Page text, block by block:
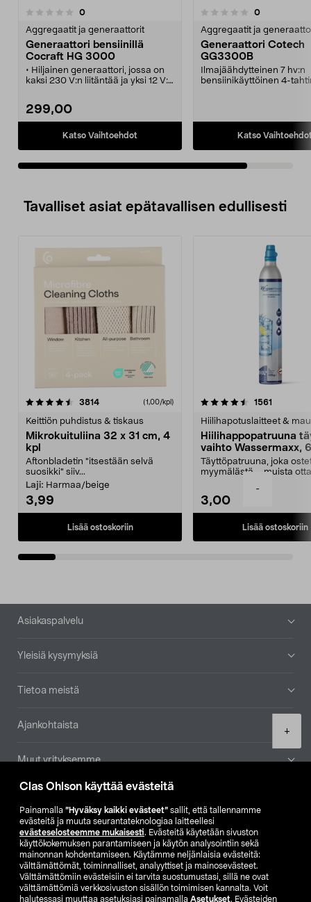
Clas Ohlson käyttää evästeitä
Painamalla ”Hyväksy kaikki evästeet” sallit, että tallennamme
evästeitä ja muuta seurantateknologiaa laitteellesi
evästeselosteemme mukaisesti. Evästeitä käytetään sivuston
käyttökokemuksen parantamiseen ja käytön analysointiin sekä
mainonnan kohdentamiseen. Käytämme neljänlaisia evästeitä:
välttämättömät, toiminnalliset, analyyttiset ja mainosevästeet.
Välttämättömiin evästeisiin ei tarvita suostumustasi, sillä ne ovat
välttämättömiä verkkosivuston sisällön toimimisen kannalta. Voit
halutessasi muuttaa asetuksiasi painamalla Asetukset. Evästeiden
-
+
0arvostelut
Aggregaatit ja generaattorit
Generaattori bensiinillä
Cocraft HG 3000
• Hiljainen generaattori, jossa on
kaksi 230 V:n liitäntää ja yksi 12 V:n
käynnistettävä generaattori, jossa
on toimintavarma nelitahtinen
OHV-moottori.
• Suuri 15 litran bensiinitankki
ylikuormitussuoja ja öljyvahti.
299,00
Katso Vaihtoehdot
0.0 viidestä
0arvostelut
Aggregaatit ja
Generaattori Cotech
GG3300B
Ilmajäähdytteinen 7 hv:n
bensiinikäyttöinen 4-
lataamiseen.
Volttimittari,
tärinävaimennus.
Katso
Tavalliset asiat epätavallisen edullisesti
3814arvostelut (1,00/kpl)
Keittiön puhdistus & tiskaus
Mikrokuituliina 32 x 31 cm, 4
kpl
Aftonbladetin "itsestään selvä
suosikki" siiv...
Laji: Harmaa/beige
3,99
Lisää ostoskoriin
4.5viidestä
1561
Hiilihapotuslaitteet &
Hiilihappopatruuna
vaihto Wassermaxx,
Täyttöpatruuna, joka
myymälästä – muista
3,00
Lisää ostoskoriin
4.5viidestä
Alatunniste
Asiakaspalvelu
Yleisiä kysymyksiä
Tietoa meistä
Ajankohtaista
Muut yrityksemme
Etsi myymälä
SE NO FI
FI SV